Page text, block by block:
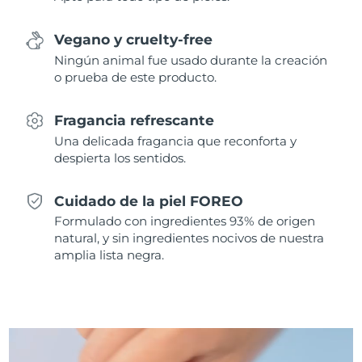
Vegano y cruelty-free
Ningún animal fue usado durante la creación
o prueba de este producto.
Fragancia refrescante
Una delicada fragancia que reconforta y
despierta los sentidos.
Cuidado de la piel FOREO
Formulado con ingredientes 93% de origen
natural, y sin ingredientes nocivos de nuestra
amplia lista negra.
Eslovaquia
Eslovenia
Sudáfrica Entrega prevista
Corea del Sur
España Entrega prevista
Suecia Entrega prevista8/10/26
Tailandia Entrega prevista